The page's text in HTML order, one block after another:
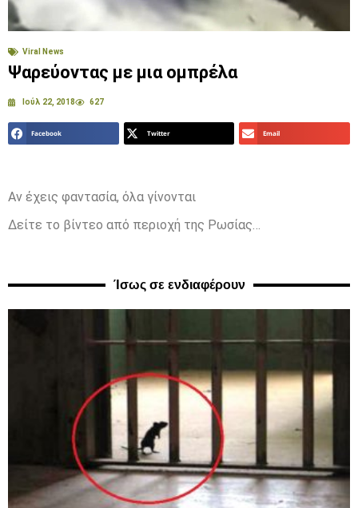
Viral News
Ψαρεύοντας με μια ομπρέλα
Ιούλ 22, 2018 627
Facebook Twitter Email
Αν έχεις φαντασία, όλα γίνονται
Δείτε το βίντεο από περιοχή της Ρωσίας…
Ίσως σε ενδιαφέρουν